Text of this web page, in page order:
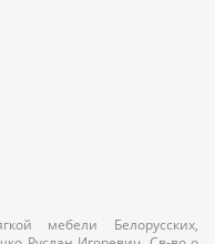
мебели Белорусских,